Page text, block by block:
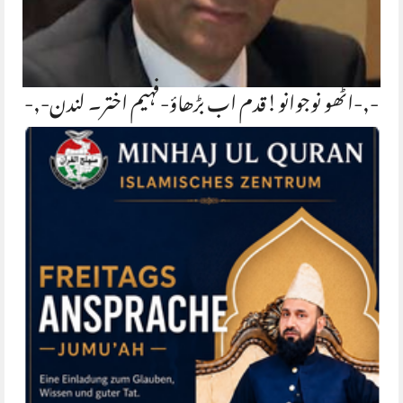
-,-اٹھو نوجوانو!قدم اب بڑھاؤ-فہیم اختر۔ لندن-,-